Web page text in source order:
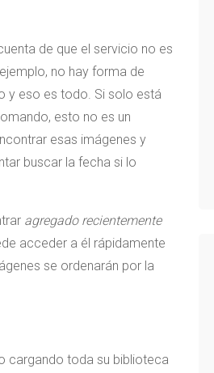
de que el servicio no es
no hay forma de
y eso es todo. Si solo está
esto no es un
esas imágenes y
buscar la fecha si lo
agregado recientemente
acceder a él rápidamente
se ordenarán por la
cargando toda su biblioteca